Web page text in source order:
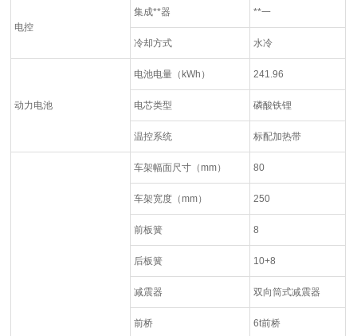
电控
集成**器 **一
冷却方式 水冷
动力电池
电池电量（kWh） 241.96
电芯类型 磷酸铁锂
温控系统 标配加热带
车架幅面尺寸（mm） 80
车架宽度（mm） 250
前板簧 8
后板簧 10+8
减震器 双向筒式减震器
前桥 6t前桥